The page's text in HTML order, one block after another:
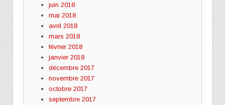
juin 2018
mai 2018
avril 2018
mars 2018
février 2018
janvier 2018
décembre 2017
novembre 2017
octobre 2017
septembre 2017